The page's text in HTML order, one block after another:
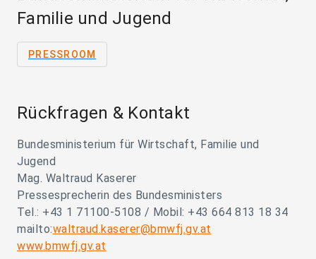
Familie und Jugend
PRESSROOM
Rückfragen & Kontakt
Bundesministerium für Wirtschaft, Familie und
Jugend
Mag. Waltraud Kaserer
Pressesprecherin des Bundesministers
Tel.: +43 1 71100-5108 / Mobil: +43 664 813 18 34
mailto:waltraud.kaserer@bmwfj.gv.at
www.bmwfj.gv.at